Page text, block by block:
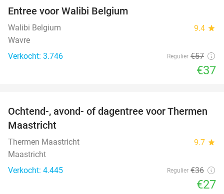
Entree voor Walibi Belgium
Walibi Belgium 9.4 star
Wavre
Verkocht: 3.746
Regulier €57
€37
25%
Ochtend-, avond- of dagentree voor Thermen
Maastricht
Thermen Maastricht 9.7 star
Maastricht
Verkocht: 4.445
Regulier €36
€27